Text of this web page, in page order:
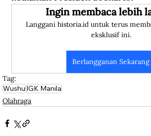
Ingin membaca lebih
Langgani historia.id untuk terus
eksklusif ini.
Berlangganan Sekarang
Tag:
WushuIGK Manila
Olahraga